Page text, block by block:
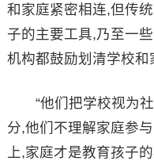
和家庭紧密相连,但传
子的主要工具,乃至一
机构都鼓励划清学校和
“他们把学校视为社
分,他们不理解家庭参
上,家庭才是教育孩子